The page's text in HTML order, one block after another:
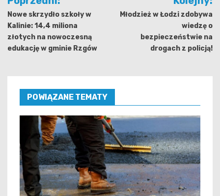
wpisu
Nowe skrzydło szkoły w
Kalinie: 14,4 miliona
złotych na nowoczesną
edukację w gminie Rzgów
Młodzież w Łodzi zdobywa
wiedzę o
bezpieczeństwie na
drogach z policją!
POWIĄZANE TEMATY